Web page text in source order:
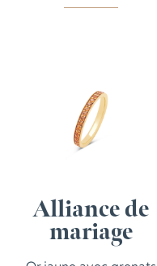
Alliance de
mariage